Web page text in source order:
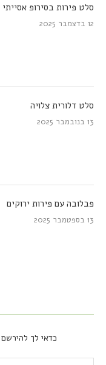
סלט פירות בסירופ אסייתי
12 בדצמבר 2025
סלט דלורית צלויה
13 בנובמבר 2025
פבלובה עם פירות ירוקים
13 בספטמבר 2025
כדאי לך